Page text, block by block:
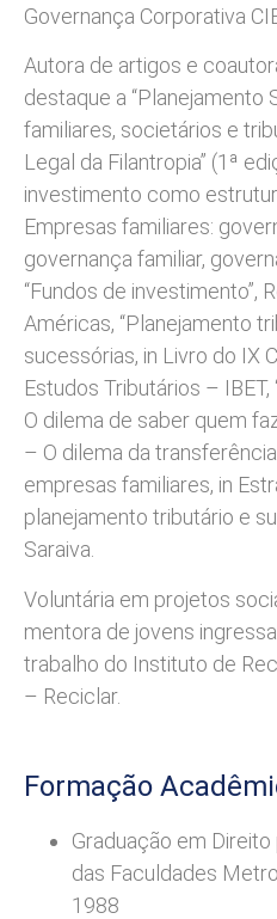
Governança Corporativa
Autora de artigos e
destaque a
familiares, societários e
Legal da Filantropia” (1ª
investimento como
Empresas familiares:
governança familiar,
“Fundos de investimento”,
Américas, “Planejamento
sucessórias, in Livro do IX
Estudos Tributários –
O dilema de saber quem
– O dilema da
empresas familiares, in
planejamento tributário e
Saraiva.
Voluntária em projetos
mentora de jovens
trabalho do Instituto de
– Reciclar.
Formação
Graduação em
das Faculdades
1988